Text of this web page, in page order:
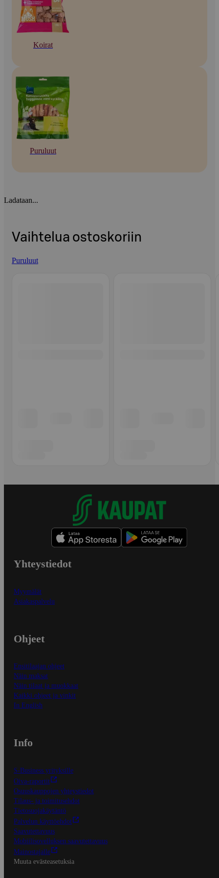
Koirat
Puruluut
Ladataan...
Vaihtelua ostoskoriin
Puruluut
Yhteystiedot
Myymälät
Asiakaspalvelu
Ohjeet
Ensitilaajan ohjeet
Näin maksat
Näin tilaat ja muokkaat
Kaikki ohjeet ja vinkit
In English
Info
S-Business yrityksille
Oiva-raportit
Osuuskauppojen yhteystiedot
Tilaus- ja toimitusehdot
Tietosuojakäytäntö
Palvelun käyttöehdot
Saavutettavuus
Mobiilisovelluksen saavutettavuus
Mainostajalle
Muuta evästeasetuksia